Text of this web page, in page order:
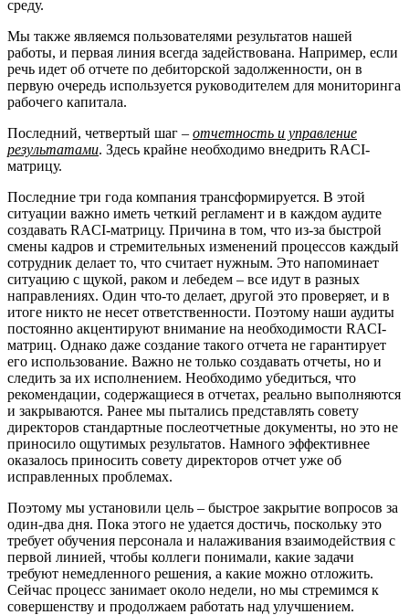
среду.
Мы также являемся пользователями результатов нашей
работы, и первая линия всегда задействована. Например, если
речь идет об отчете по дебиторской задолженности, он в
первую очередь используется руководителем для мониторинга
рабочего капитала.
Последний, четвертый шаг – отчетность и управление
результатами. Здесь крайне необходимо внедрить RACI-
матрицу.
Последние три года компания трансформируется. В этой
ситуации важно иметь четкий регламент и в каждом аудите
создавать RACI-матрицу. Причина в том, что из-за быстрой
смены кадров и стремительных изменений процессов каждый
сотрудник делает то, что считает нужным. Это напоминает
ситуацию с щукой, раком и лебедем – все идут в разных
направлениях. Один что-то делает, другой это проверяет, и в
итоге никто не несет ответственности. Поэтому наши аудиты
постоянно акцентируют внимание на необходимости RACI-
матриц. Однако даже создание такого отчета не гарантирует
его использование. Важно не только создавать отчеты, но и
следить за их исполнением. Необходимо убедиться, что
рекомендации, содержащиеся в отчетах, реально выполняются
и закрываются. Ранее мы пытались представлять совету
директоров стандартные послеотчетные документы, но это не
приносило ощутимых результатов. Намного эффективнее
оказалось приносить совету директоров отчет уже об
исправленных проблемах.
Поэтому мы установили цель – быстрое закрытие вопросов за
один-два дня. Пока этого не удается достичь, поскольку это
требует обучения персонала и налаживания взаимодействия с
первой линией, чтобы коллеги понимали, какие задачи
требуют немедленного решения, а какие можно отложить.
Сейчас процесс занимает около недели, но мы стремимся к
совершенству и продолжаем работать над улучшением.